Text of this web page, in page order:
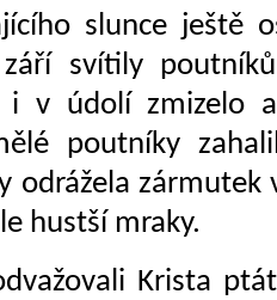
slunce ještě
svítily
v údolí zmizelo
poutníky
odrážela
hustší mraky.
Krista